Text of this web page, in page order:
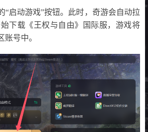
“启动游戏”按钮。此时，奇游会自动拉
始下载《王权与自由》国际服，游戏将
账号中。